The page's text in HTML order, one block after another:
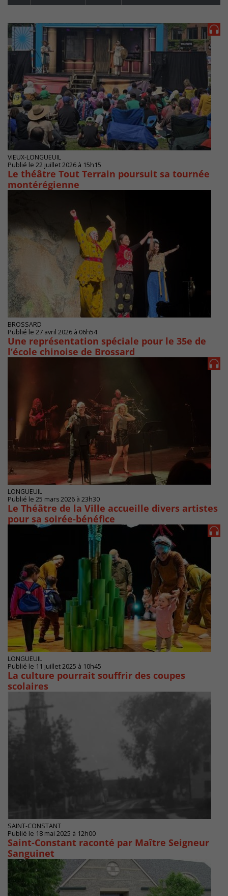
VIEUX-LONGUEUIL
Publié le 22 juillet 2026 à 15h15
Le théâtre Tout Terrain poursuit sa tournée
montérégienne
BROSSARD
Publié le 27 avril 2026 à 06h54
Une représentation spéciale pour le 35e de
l’école chinoise de Brossard
LONGUEUIL
Publié le 25 mars 2026 à 23h30
Le Théâtre de la Ville accueille divers artistes
pour sa soirée-bénéfice
LONGUEUIL
Publié le 11 juillet 2025 à 10h45
La culture pourrait souffrir des coupes
scolaires
SAINT-CONSTANT
Publié le 18 mai 2025 à 12h00
Saint-Constant raconté par Maître Seigneur
Sanguinet